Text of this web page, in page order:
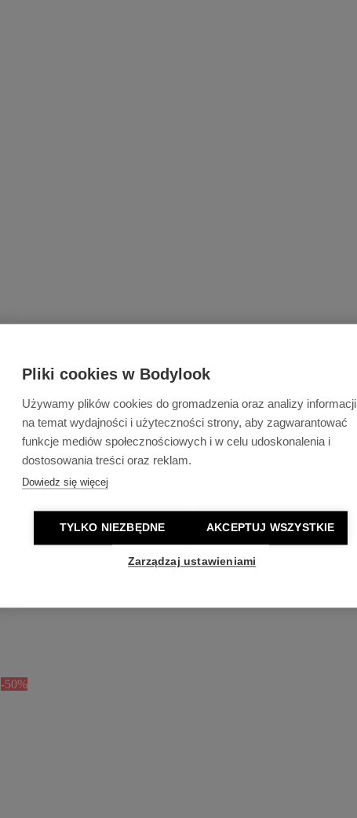
Pliki cookies w Bodylook
Używamy plików cookies do gromadzenia oraz analizy informacji
na temat wydajności i użyteczności strony, aby zagwarantować
funkcje mediów społecznościowych i w celu udoskonalenia i
dostosowania treści oraz reklam.
Dowiedz się więcej
TYLKO NIEZBĘDNE AKCEPTUJ WSZYSTKIE
Zarządzaj ustawieniami
-50%